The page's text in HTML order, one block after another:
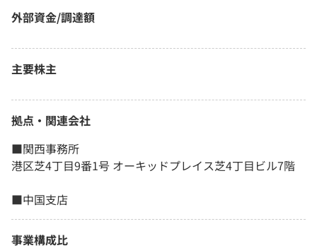
外部資金/調達額
主要株主
拠点・関連会社
■関西事務所
港区芝4丁目9番1号 オーキッドプレイス芝4丁目ビル7階
■中国支店
事業構成比